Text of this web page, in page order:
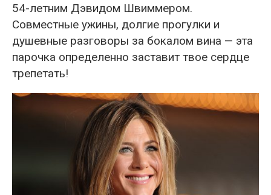
54-летним Дэвидом Швиммером.
Совместные ужины, долгие прогулки и
душевные разговоры за бокалом вина — эта
парочка определенно заставит твое сердце
трепетать!